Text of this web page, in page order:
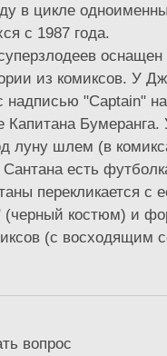
в цикле
с 1987 года.
оснащен
из комиксов. У
надписью "Captain"
Капитана
луну шлем (в
есть
перекликается с
(черный костюм) и
(с восходящим
вопрос